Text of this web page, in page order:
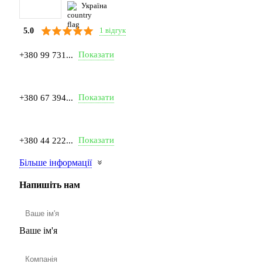
Україна
5.0 1 відгук
+380 99 731... Показати
+380 67 394... Показати
+380 44 222... Показати
Більше інформації
Напишіть нам
Ваше ім'я